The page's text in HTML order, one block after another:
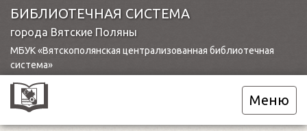
БИБЛИОТЕЧНАЯ СИСТЕМА
города Вятские Поляны
МБУК «Вятскополянская централизованная библиотечная
система»
Меню